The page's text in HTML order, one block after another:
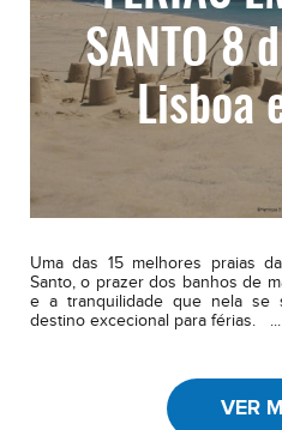
SANTO 8
Lisboa
Uma das 15 melhores praias
Santo, o prazer dos banhos de
e a tranquilidade que nela
destino excecional para férias. ...
VER